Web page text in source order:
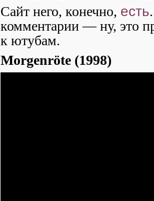
Сайт него, конечно, есть
комментарии — ну, это
к ютубам.
Morgenröte (1998)